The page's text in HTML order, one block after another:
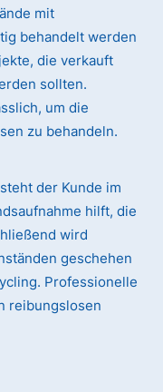
mit
behandelt werden
die verkauft
sollten.
um die
zu behandeln.
der Kunde im
hilft, die
wird
geschehen
Professionelle
reibungslosen